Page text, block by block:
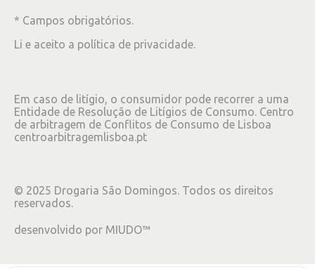
* Campos obrigatórios.
Li e aceito a política de privacidade.
Em caso de litígio, o consumidor pode recorrer a uma
Entidade de Resolução de Litígios de Consumo. Centro
de arbitragem de Conflitos de Consumo de Lisboa
centroarbitragemlisboa.pt
© 2025 Drogaria São Domingos. Todos os direitos
reservados.
desenvolvido por MIUDO™